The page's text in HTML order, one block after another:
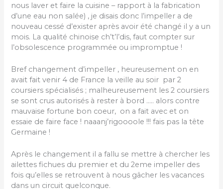
nous laver et faire la cuisine – rapport à la fabrication
d’une eau non salée) , je disais donc l’impeller a de
nouveau cessé d’exister après avoir été changé il y a un
mois. La qualité chinoise ch’t’l’dis, faut compter sur
l’obsolescence programmée ou impromptue !
Bref changement d’impeller , heureusement on en
avait fait venir 4 de France la veille au soir par 2
coursiers spécialisés ; malheureusement les 2 coursiers
se sont crus autorisés à rester à bord ….. alors contre
mauvaise fortune bon coeur, on a fait avec et on
essaie de faire face ! naaanj’rigoooole !!! fais pas la tête
Germaine !
Après le changement il a fallu se mettre à chercher les
ailettes fichues du premier et du 2eme impeller des
fois qu’elles se retrouvent à nous gâcher les vacances
dans un circuit quelconque.